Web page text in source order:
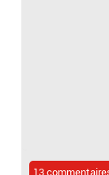
13